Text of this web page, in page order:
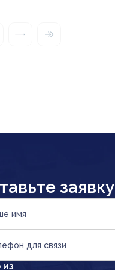
заявку
имя
для связи
из